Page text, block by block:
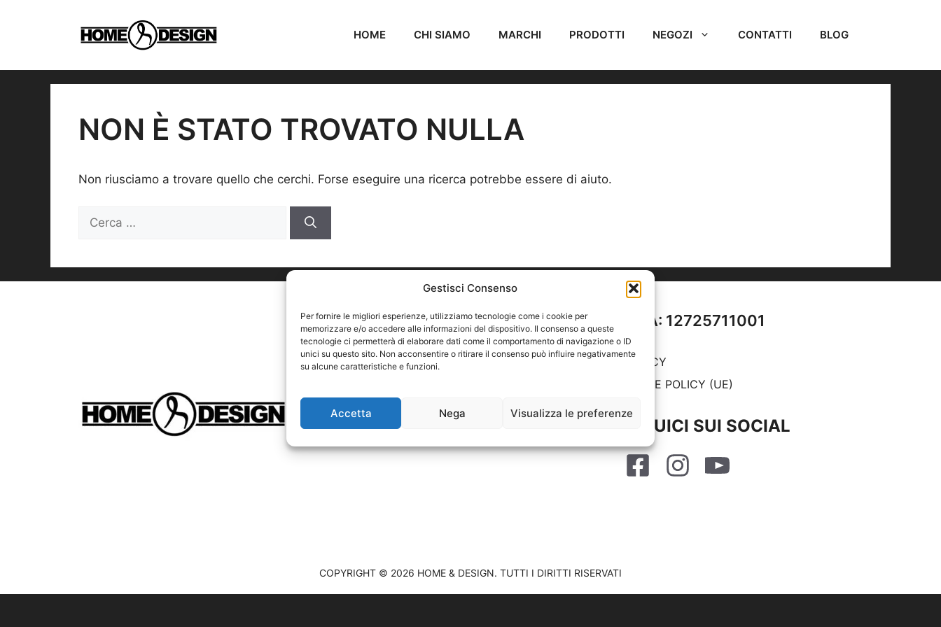
Gestisci Consenso
Per fornire le migliori esperienze, utilizziamo tecnologie come i cookie per
memorizzare e/o accedere alle informazioni del dispositivo. Il consenso a queste
tecnologie ci permetterà di elaborare dati come il comportamento di navigazione o ID
unici su questo sito. Non acconsentire o ritirare il consenso può influire negativamente
su alcune caratteristiche e funzioni.
Accetta Nega Visualizza le preferenze
HOME CHI SIAMO MARCHI PRODOTTI NEGOZI CONTATTI BLOG
NON È STATO TROVATO NULLA
Non riusciamo a trovare quello che cerchi. Forse eseguire una ricerca potrebbe essere di aiuto.
per:
P.IVA: 12725711001
PRIVACY
COOKIE POLICY (UE)
SEGUICI SUI SOCIAL
COPYRIGHT © 2026 HOME & DESIGN. TUTTI I DIRITTI RISERVATI